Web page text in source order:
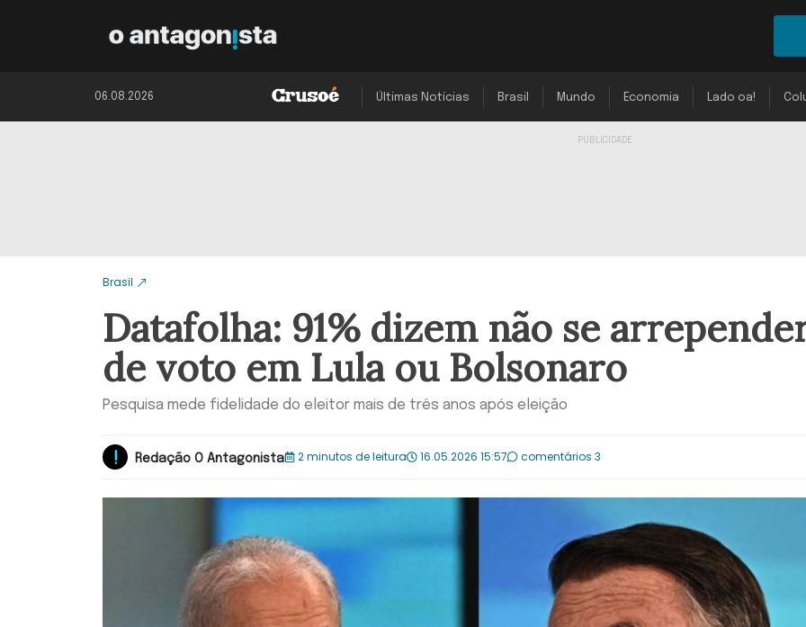
06.08.2026 Últimas Notícias Brasil Mundo Economia Lado oa!
Brasil
Datafolha: 91% dizem não se
de voto em Lula ou Bolsonaro
Pesquisa mede fidelidade do eleitor mais de três anos após eleição
Redação O Antagonista 2 minutos de leitura 16.05.2026 15:57 comentários 3